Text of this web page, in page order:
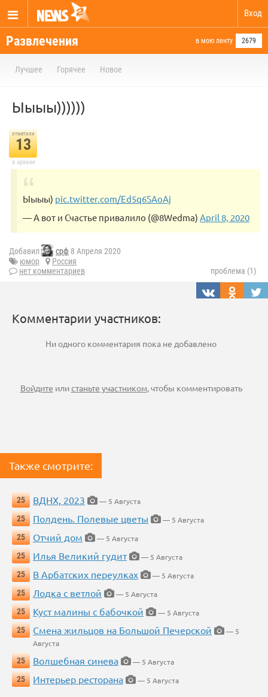
Вход
Развлечения в мою ленту 2679
Лучшее Горячее Новое
Ыыыы))))))
отметили
13
в архиве
Ыыыы) pic.twitter.com/Ed5q6SAoAj
— А вот и Счастье привалило (@8Wedma) April 8, 2020
Добавил срф 8 Апреля 2020
юмор
Россия
нет комментариев
проблема (1)
Комментарии участников:
Ни одного комментария пока не добавлено
Войдите илистаньте участником, чтобы комментировать
Также смотрите:
25 ВДНХ, 2023
— 5 Августа
25
Полдень. Полевые цветы
— 5 Августа
25
Отчий дом
— 5 Августа
25
Илья Великий гудит
— 5 Августа
25
В Арбатских переулках
— 5 Августа
25
Лодка с ветлой
— 5 Августа
25
Куст малины с бабочкой
— 5 Августа
25
Смена жильцов на Большой Печерской
— 5
Августа
25
Волшебная синева
— 5 Августа
25
Интерьер ресторана — 5 Августа